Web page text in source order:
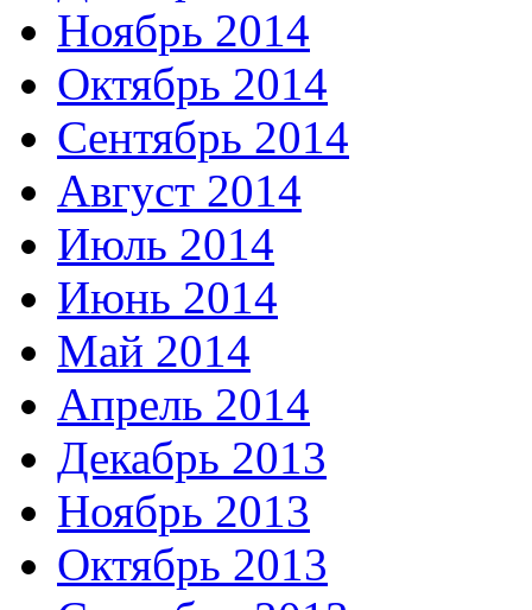
Ноябрь 2014
Октябрь 2014
Сентябрь 2014
Август 2014
Июль 2014
Июнь 2014
Май 2014
Апрель 2014
Декабрь 2013
Ноябрь 2013
Октябрь 2013